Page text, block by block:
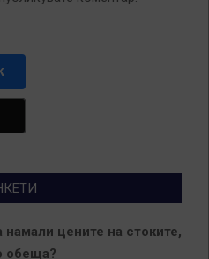
цените на стоките,
обеща?